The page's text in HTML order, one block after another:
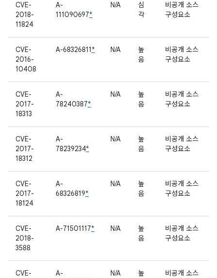
CVE-
2018-
11824
A-
111090697*
N/A
심
각
비공개 소스
구성요소
CVE-
2016-
10408
A-68326811* N/A
높
음
비공개 소스
구성요소
CVE-
2017-
18313
A-
78240387*
N/A
높
음
비공개 소스
구성요소
CVE-
2017-
18312
A-
78239234*
N/A
높
음
비공개 소스
구성요소
CVE-
2017-
18124
A-
68326819*
N/A
높
음
비공개 소스
구성요소
CVE-
2018-
3588
A-71501117* N/A
높
음
비공개 소스
구성요소
CVE-
A-
N/A
높
비공개 소스